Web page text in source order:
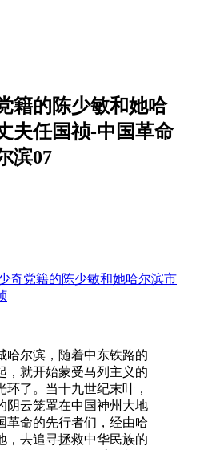
籍的陈少敏和她哈
夫任国祯-中国革命
滨07
奇党籍的陈少敏和她哈尔滨市
哈尔滨，随着中东铁路的
，就开始蒙受马列主义的
了。当十九世纪末叶，
阴云笼罩在中国神州大地
革命的先行者们，经由哈
，去追寻拯救中华民族的